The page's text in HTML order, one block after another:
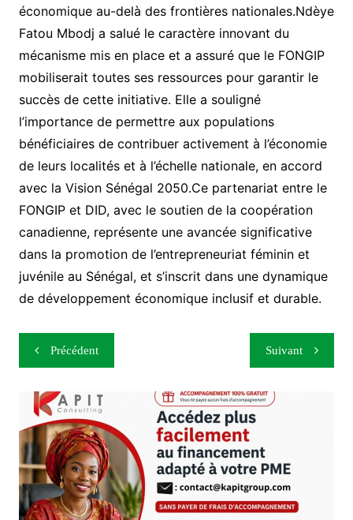
économique au-delà des frontières nationales.Ndèye
Fatou Mbodj a salué le caractère innovant du
mécanisme mis en place et a assuré que le FONGIP
mobiliserait toutes ses ressources pour garantir le
succès de cette initiative. Elle a souligné
l’importance de permettre aux populations
bénéficiaires de contribuer activement à l’économie
de leurs localités et à l’échelle nationale, en accord
avec la Vision Sénégal 2050.Ce partenariat entre le
FONGIP et DID, avec le soutien de la coopération
canadienne, représente une avancée significative
dans la promotion de l’entrepreneuriat féminin et
juvénile au Sénégal, et s’inscrit dans une dynamique
de développement économique inclusif et durable.
Navigation
de
l’article
Précédent Suivant